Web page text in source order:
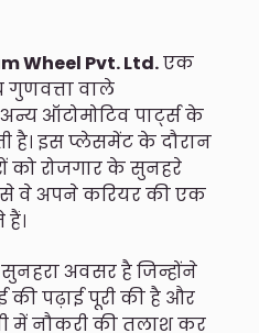
Wheel Pvt. Ltd.एक
गुणवत्ता वाले
ऑटोमोटिव पार्ट्स के
है। इस प्लेसमेंट के दौरान
को रोजगार के सुनहरे
वे अपने करियर की एक
अवसर है जिन्होंने
पढ़ाई पूरी की है और
में नौकरी की तलाश कर